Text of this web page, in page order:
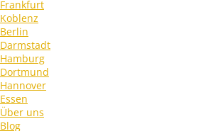
Frankfurt
Koblenz
Berlin
Darmstadt
Hamburg
Dortmund
Hannover
Essen
Über uns
Blog